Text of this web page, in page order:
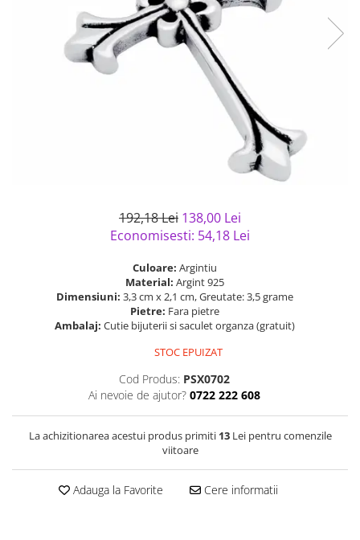
semipretioase
Bijuterii argint placat cu aur
Bijuterii argint cu diverse
Bijuterii de Lux
Bijuterii gotice si rock
Bijuterii Handmade
Solutii si lavete de curatare
192,18 Lei 138,00 Lei
Economisesti: 54,18 Lei
Culoare: Argintiu
Material: Argint 925
Dimensiuni: 3,3 cm x 2,1 cm, Greutate: 3,5 grame
Pietre: Fara pietre
Ambalaj: Cutie bijuterii si saculet organza (gratuit)
STOC EPUIZAT
Cod Produs: PSX0702
Ai nevoie de ajutor? 0722 222 608
La achizitionarea acestui produs primiti 13Lei pentru comenzile
viitoare
Adauga la Favorite Cere informatii